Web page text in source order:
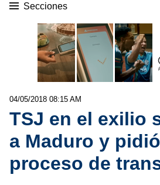
Secciones
04/05/2018 08:15 AM
TSJ en el exilio
a Maduro y
proceso de